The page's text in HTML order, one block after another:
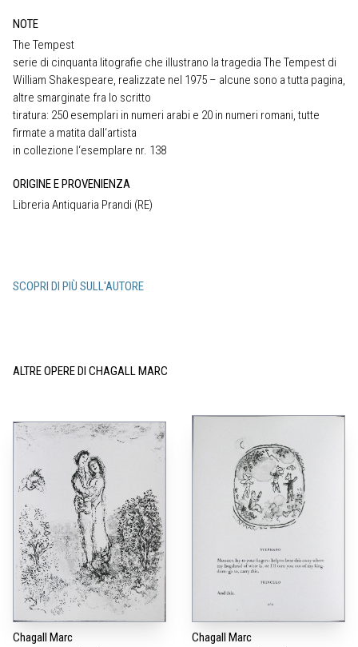
NOTE
The Tempest
serie di cinquanta litografie che illustrano la tragedia The Tempest di
William Shakespeare, realizzate nel 1975 – alcune sono a tutta pagina,
altre smarginate fra lo scritto
tiratura: 250 esemplari in numeri arabi e 20 in numeri romani, tutte
firmate a matita dall‘artista
in collezione l‘esemplare nr. 138
ORIGINE E PROVENIENZA
Libreria Antiquaria Prandi (RE)
SCOPRI DI PIÙ SULL'AUTORE
ALTRE OPERE DI CHAGALL MARC
Chagall Marc
Chagall Marc